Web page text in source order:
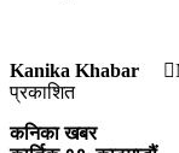
Kanika Khabar
प्रकाशित
कनिका खबर